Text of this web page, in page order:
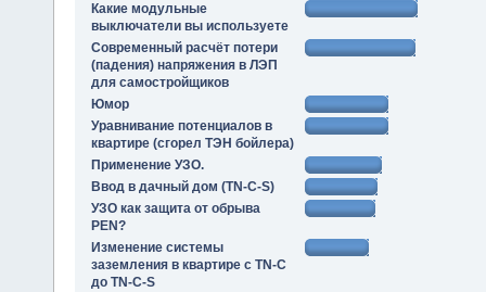
Какие модульные
выключатели вы используете
Современный расчёт потери
(падения) напряжения в ЛЭП
для самостройщиков
Юмор
Уравнивание потенциалов в
квартире (сгорел ТЭН бойлера)
Применение УЗО.
Ввод в дачный дом (TN-C-S)
УЗО как защита от обрыва
PEN?
Изменение системы
заземления в квартире с TN-C
до TN-C-S